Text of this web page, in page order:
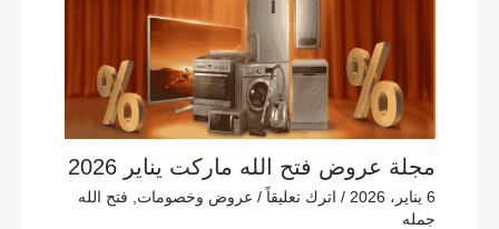
مجلة عروض فتح الله ماركت يناير 2026
6 يناير، 2026 / اترك تعليقاً / عروض وخصومات
فتح الله
جمله